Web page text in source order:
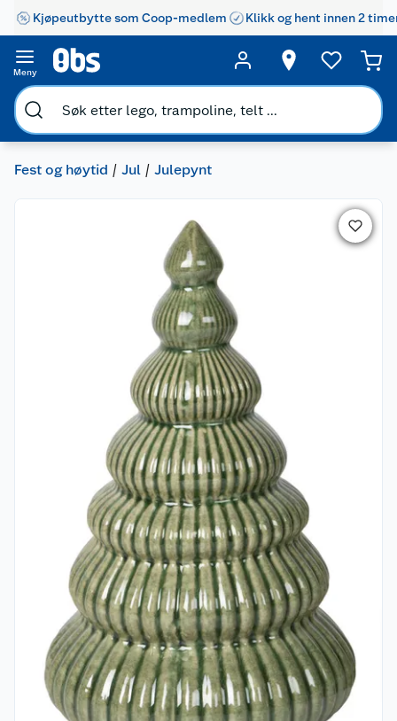
Kjøpeutbytte som Coop-medlem Klikk og hent innen 2
Meny
Fest og høytid Jul Julepynt